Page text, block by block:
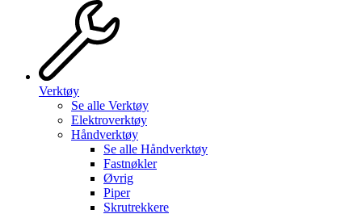
Verktøy
Se alle Verktøy
Elektroverktøy
Håndverktøy
Se alle Håndverktøy
Fastnøkler
Øvrig
Piper
Skrutrekkere